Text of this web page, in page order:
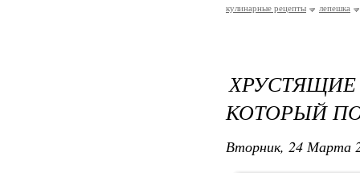
кулинарные рецепты
лепешка
КОТОРЫЙ
Вторник, 24 Марта